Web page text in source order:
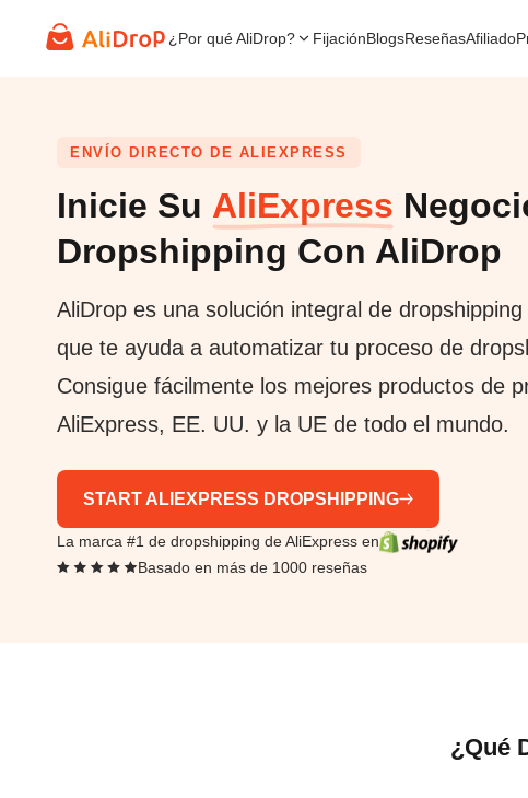
¿Por qué AliDrop? FijaciónBlogsReseñasAfiliado
ENVÍO DIRECTO DE ALIEXPRESS
Inicie Su AliExpress
Dropshipping Con AliDrop
AliDrop es una solución integral de
que te ayuda a automatizar tu proceso de
Consigue fácilmente los mejores productos de
AliExpress, EE. UU. y la UE de todo el mundo.
START ALIEXPRESS DROPSHIPPING
La marca #1 de dropshipping de AliExpress en
Basado en más de 1000 reseñas
¿Qué